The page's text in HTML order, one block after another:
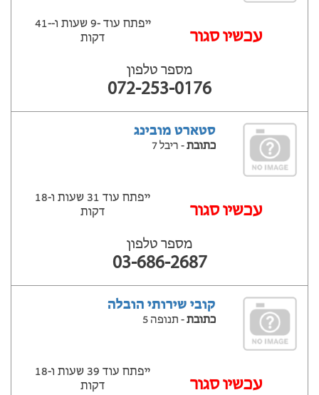
‫עכשיו סגור
ייפתח עוד -9 שעות ‫ו--41
דקות
מספר טלפון
072-253-0176
סטארט מובינג
כתובת- ריבל 7
עכשיו סגור
ייפתח עוד 31 שעות ‫ו-18
דקות
מספר טלפון
03-686-2687
קובי שירותי הובלה
כתובת- תנופה 5
עכשיו סגור
ייפתח עוד 39 שעות ‫ו-18
דקות